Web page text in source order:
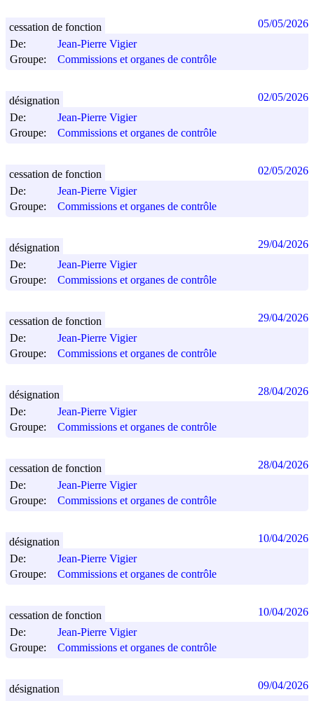
De:
Jean-Pierre Vigier
Groupe:
Commissions et organes de contrôle
cessation de fonction 05/05/2026
De:
Jean-Pierre Vigier
Groupe:
Commissions et organes de contrôle
désignation 02/05/2026
De:
Jean-Pierre Vigier
Groupe:
Commissions et organes de contrôle
cessation de fonction 02/05/2026
De:
Jean-Pierre Vigier
Groupe:
Commissions et organes de contrôle
désignation 29/04/2026
De:
Jean-Pierre Vigier
Groupe:
Commissions et organes de contrôle
cessation de fonction 29/04/2026
De:
Jean-Pierre Vigier
Groupe:
Commissions et organes de contrôle
désignation 28/04/2026
De:
Jean-Pierre Vigier
Groupe:
Commissions et organes de contrôle
cessation de fonction 28/04/2026
De:
Jean-Pierre Vigier
Groupe:
Commissions et organes de contrôle
désignation 10/04/2026
De:
Jean-Pierre Vigier
Groupe:
Commissions et organes de contrôle
cessation de fonction 10/04/2026
désignation 09/04/2026